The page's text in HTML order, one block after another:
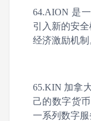
64.AION 是
引入新的安
经济激励机制
65.KIN 加拿
己的数字货
一系列数字服